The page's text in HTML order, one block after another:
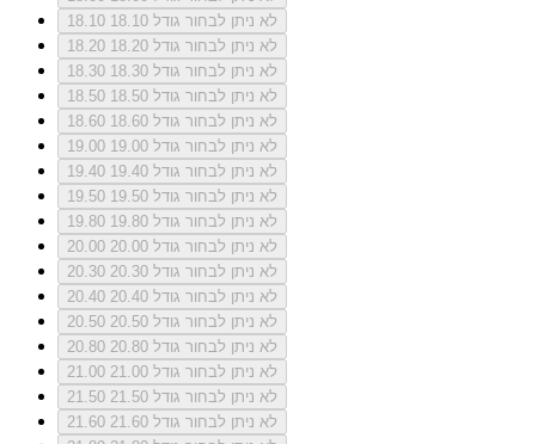
18.10
לא ניתן לבחור גודל 18.10
18.20
לא ניתן לבחור גודל 18.20
18.30
לא ניתן לבחור גודל 18.30
18.50
לא ניתן לבחור גודל 18.50
18.60
לא ניתן לבחור גודל 18.60
19.00
לא ניתן לבחור גודל 19.00
19.40
לא ניתן לבחור גודל 19.40
19.50
לא ניתן לבחור גודל 19.50
19.80
לא ניתן לבחור גודל 19.80
20.00
לא ניתן לבחור גודל 20.00
20.30
לא ניתן לבחור גודל 20.30
20.40
לא ניתן לבחור גודל 20.40
20.50
לא ניתן לבחור גודל 20.50
20.80
לא ניתן לבחור גודל 20.80
21.00
לא ניתן לבחור גודל 21.00
21.50
לא ניתן לבחור גודל 21.50
21.60
לא ניתן לבחור גודל 21.60